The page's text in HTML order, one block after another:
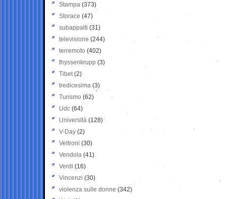
Stampa (373)
Storace (47)
subappalti (31)
televisione(244)
terremoto (402)
thyssenkrupp (3)
Tibet(2)
tredicesima (3)
Turismo (62)
Udc (64)
Università (128)
V-Day (2)
Veltroni (30)
Vendola (41)
Verdi (16)
Vincenzi (30)
violenza sulle donne (342)